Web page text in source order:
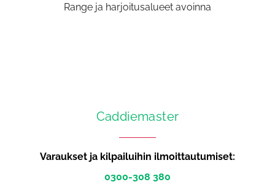
Range ja harjoitusalueet avoinna
Caddiemaster​​​​​​​
Varaukset ja kilpailuihin ilmoittautumiset:
0300-308 380